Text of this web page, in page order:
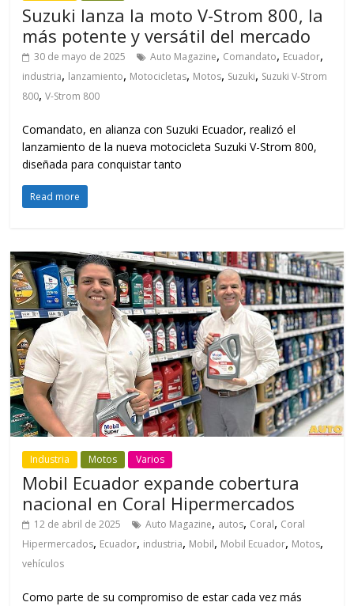
Suzuki lanza la moto V-Strom 800, la
más potente y versátil del mercado
30 de mayo de 2025 Auto Magazine, Comandato, Ecuador,
industria, lanzamiento, Motocicletas, Motos, Suzuki, Suzuki V-Strom
800,V-Strom 800
Comandato, en alianza con Suzuki Ecuador, realizó el
lanzamiento de la nueva motocicleta Suzuki V-Strom 800,
diseñada para conquistar tanto
Read more
Industria Motos Varios
Mobil Ecuador expande cobertura
nacional en Coral Hipermercados
12 de abril de 2025 Auto Magazine, autos, Coral, Coral
Hipermercados, Ecuador, industria, Mobil, Mobil Ecuador, Motos,
vehículos
Como parte de su compromiso de estar cada vez más